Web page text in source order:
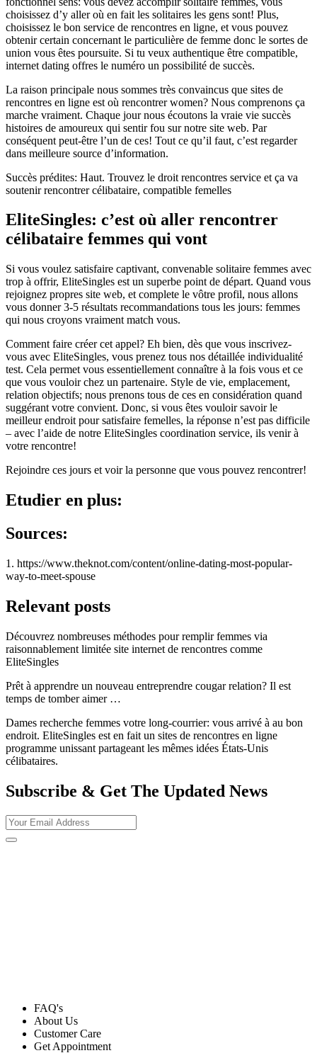
choisissez d’y aller où en fait les solitaires les gens sont! Plus,
choisissez le bon service de rencontres en ligne, et vous pouvez
obtenir certain concernant le particulière de femme donc le sortes de
union vous êtes poursuite. Si tu veux authentique être compatible,
internet dating offres le numéro un possibilité de succès.
La raison principale nous sommes très convaincus que sites de
rencontres en ligne est où rencontrer women? Nous comprenons ça
marche vraiment. Chaque jour nous écoutons la vraie vie succès
histoires de amoureux qui sentir fou sur notre site web. Par
conséquent peut-être l’un de ces! Tout ce qu’il faut, c’est regarder
dans meilleure source d’information.
Succès prédites: Haut. Trouvez le droit rencontres service et ça va
soutenir rencontrer célibataire, compatible femelles
EliteSingles: c’est où aller rencontrer
célibataire femmes qui vont
Si vous voulez satisfaire captivant, convenable solitaire femmes avec
trop à offrir, EliteSingles est un superbe point de départ. Quand vous
rejoignez propres site web, et complete le vôtre profil, nous allons
vous donner 3-5 résultats recommandations tous les jours: femmes
qui nous croyons vraiment match vous.
Comment faire créer cet appel? Eh bien, dès que vous inscrivez-
vous avec EliteSingles, vous prenez tous nos détaillée individualité
test. Cela permet vous essentiellement connaître à la fois vous et ce
que vous vouloir chez un partenaire. Style de vie, emplacement,
relation objectifs; nous prenons tous de ces en considération quand
suggérant votre convient. Donc, si vous êtes vouloir savoir le
meilleur endroit pour satisfaire femelles, la réponse n’est pas difficile
– avec l’aide de notre EliteSingles coordination service, ils venir à
votre rencontre!
Rejoindre ces jours et voir la personne que vous pouvez rencontrer!
Etudier en plus:
Sources:
1. https://www.theknot.com/content/online-dating-most-popular-
way-to-meet-spouse
Relevant posts
Découvrez nombreuses méthodes pour remplir femmes via
raisonnablement limitée site internet de rencontres comme
EliteSingles
Prêt à apprendre un nouveau entreprendre cougar relation? Il est
temps de tomber aimer …
Dames recherche femmes votre long-courrier: vous arrivé à au bon
endroit. EliteSingles est en fait un sites de rencontres en ligne
programme unissant partageant les mêmes idées États-Unis
célibataires.
Subscribe & Get The Updated News
FAQ's
About Us
Customer Care
Get Appointment